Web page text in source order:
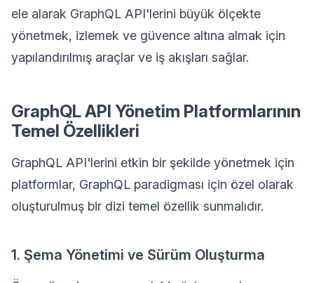
ele alarak GraphQL API'lerini büyük ölçekte
yönetmek, izlemek ve güvence altına almak için
yapılandırılmış araçlar ve iş akışları sağlar.
GraphQL API Yönetim Platformlarının
Temel Özellikleri
GraphQL API'lerini etkin bir şekilde yönetmek için
platformlar, GraphQL paradigması için özel olarak
oluşturulmuş bir dizi temel özellik sunmalıdır.
1. Şema Yönetimi ve Sürüm Oluşturma